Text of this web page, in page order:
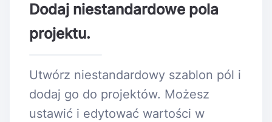
Dodaj niestandardowe pola
projektu.
Utwórz niestandardowy szablon pól i
dodaj go do projektów. Możesz
ustawić i edytować wartości w